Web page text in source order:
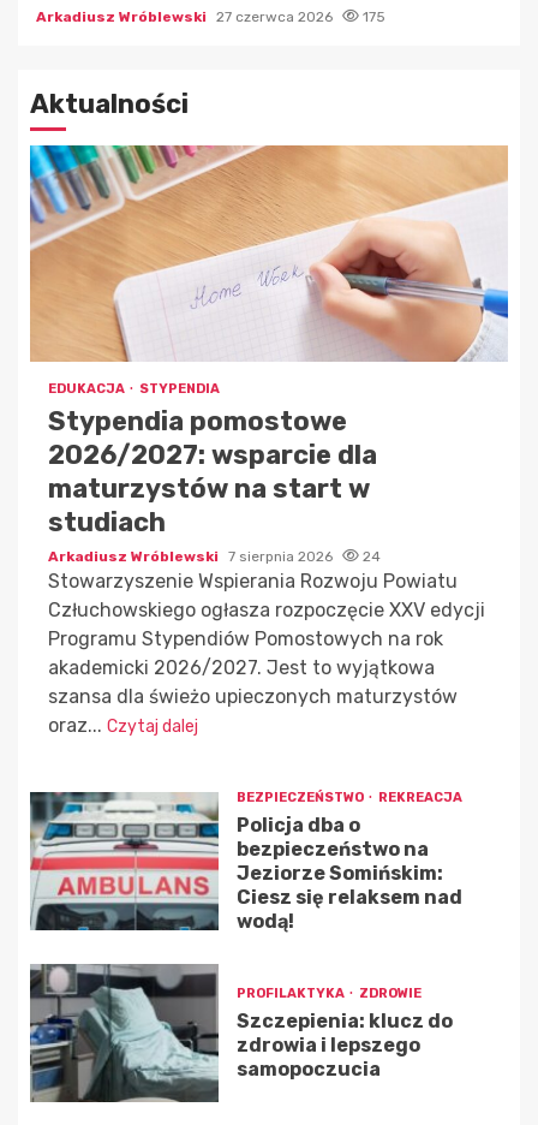
Arkadiusz Wróblewski 27 czerwca 2026 175
Aktualności
EDUKACJA STYPENDIA
Stypendia pomostowe
2026/2027: wsparcie dla
maturzystów na start w
studiach
Arkadiusz Wróblewski 7 sierpnia 2026 24
Stowarzyszenie Wspierania Rozwoju Powiatu
Człuchowskiego ogłasza rozpoczęcie XXV edycji
Programu Stypendiów Pomostowych na rok
akademicki 2026/2027. Jest to wyjątkowa
szansa dla świeżo upieczonych maturzystów
oraz... Czytaj dalej
BEZPIECZEŃSTWO REKREACJA
Policja dba o
bezpieczeństwo na
Jeziorze Somińskim:
Ciesz się relaksem nad
wodą!
PROFILAKTYKA ZDROWIE
Szczepienia: klucz do
zdrowia i lepszego
samopoczucia